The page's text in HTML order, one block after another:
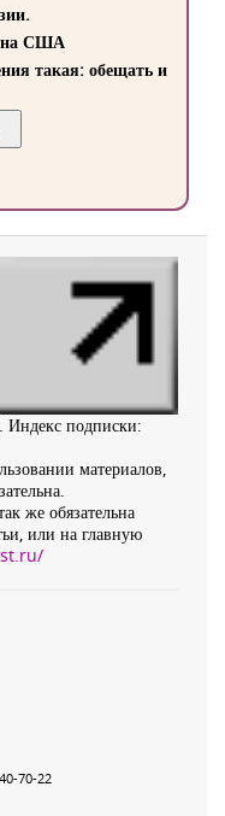
на США
такая: обещать и
подписки:
материалов,
же обязательна
или на главную
70-22